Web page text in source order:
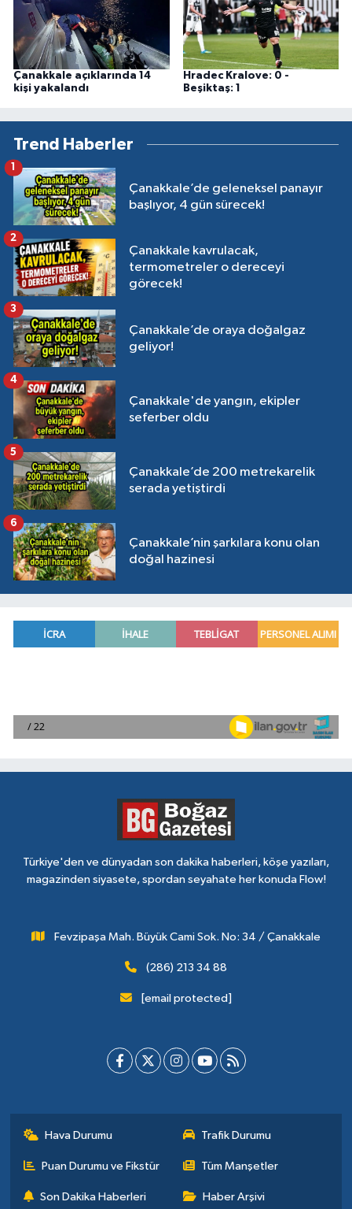
Çanakkale açıklarında 14
kişi yakalandı
Hradec Kralove: 0 -
Beşiktaş: 1
Trend Haberler
Çanakkale’de geleneksel panayır
başlıyor, 4 gün sürecek!
Çanakkale kavrulacak,
termometreler o dereceyi
görecek!
2
Çanakkale’de oraya doğalgaz
geliyor!
3
Çanakkale'de yangın, ekipler
seferber oldu
4
Çanakkale’de 200 metrekarelik
serada yetiştirdi
5
Çanakkale’nin şarkılara konu olan
doğal hazinesi
6
Türkiye'den ve dünyadan son dakika haberleri, köşe yazıları,
magazinden siyasete, spordan seyahate her konuda Flow!
Fevzipaşa Mah. Büyük Cami Sok. No: 34 / Çanakkale
(286) 213 34 88
[email protected]
Hava Durumu Trafik Durumu
Puan Durumu ve Fikstür Tüm Manşetler
Son Dakika Haberleri Haber Arşivi